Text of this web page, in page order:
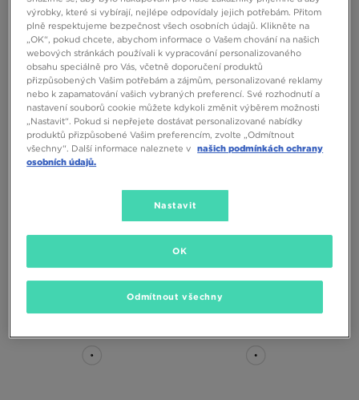
NIKE AIR FORCE 1 '07 LV8 NIKE AIR FORCE 1 '07 LE
výrobky, které si vybírají, nejlépe odpovídaly jejich potřebám. Přitom
plně respektujeme bezpečnost všech osobních údajů. Klikněte na
„OK“, pokud chcete, abychom informace o Vašem chování na našich
webových stránkách používali k vypracování personalizovaného
obsahu speciálně pro Vás, včetně doporučení produktů
přizpůsobených Vašim potřebám a zájmům, personalizované reklamy
nebo k zapamatování vašich vybraných preferencí. Své rozhodnutí a
nastavení souborů cookie můžete kdykoli změnit výběrem možnosti
„Nastavit“. Pokud si nepřejete dostávat personalizované nabídky
produktů přizpůsobené Vašim preferencím, zvolte „Odmítnout
všechny“. Další informace naleznete v našich podmínkách ochrany
osobních údajů.
Nastavit
Odmítnout všechny
OK